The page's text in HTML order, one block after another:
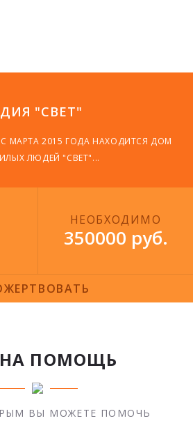
"СВЕТ"
МАРТА 2015 ГОДА НАХОДИТСЯ ДОМ
ЛЮДЕЙ "СВЕТ"...
НЕОБХОДИМО
350000 руб.
ПОМОЩЬ
ВЫ МОЖЕТЕ ПОМОЧЬ